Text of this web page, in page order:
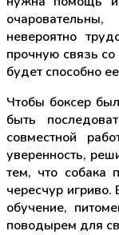
невероятно
прочную связь
будет способно
Чтобы боксер
быть
совместной
уверенность,
тем, что собака
чересчур
обучение,
поводырем для